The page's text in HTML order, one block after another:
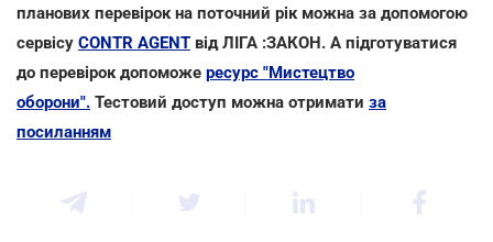
планових перевірок на поточний рік можна за допомогою
сервісу CONTR AGENT від ЛІГА :ЗАКОН. А підготуватися
до перевірок допоможе ресурс "Мистецтво
оборони". Тестовий доступ можна отримати за
посиланням